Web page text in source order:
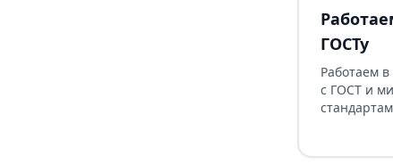
ГОСТу
Работаем в
с ГОСТ и